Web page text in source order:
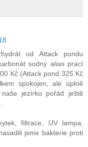
od Attack pondu
sodný alias prací
Kč (Attack pond 325 Kč
spokojen, ale úplně
jezírko pořád ještě
filtrace, UV lampa,
jsme bakterie proti